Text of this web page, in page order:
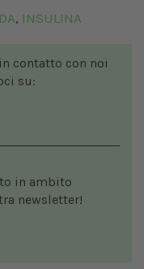
, INSULINA
contatto con noi
su:
in ambito
newsletter!